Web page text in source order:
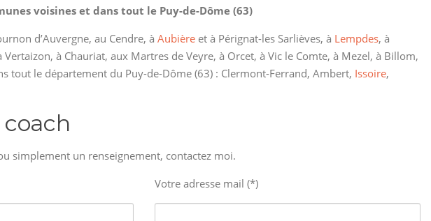
voisines et dans tout le Puy-de-Dôme (63)
d’Auvergne, au Cendre, à Aubière et à Pérignat-les Sarlièves, à Lempdes, à
Vertaizon, à Chauriat, aux Martres de Veyre, à Orcet, à Vic le Comte, à Mezel, à Billom,
tout le département du Puy-de-Dôme (63) : Clermont-Ferrand, Ambert, Issoire,
simplement un renseignement, contactez moi.
Votre adresse mail (*)